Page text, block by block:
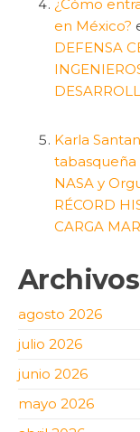
¿Cómo
en México?
DEFENSA
Karla
tabasqueña
NASA y
RÉCORD
CARGA
Archivos
agosto 2026
julio 2026
junio 2026
mayo 2026